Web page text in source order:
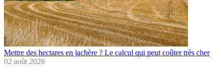
Mettre des hectares en jachère ? Le calcul qui peut coûter très cher
02 août 2026